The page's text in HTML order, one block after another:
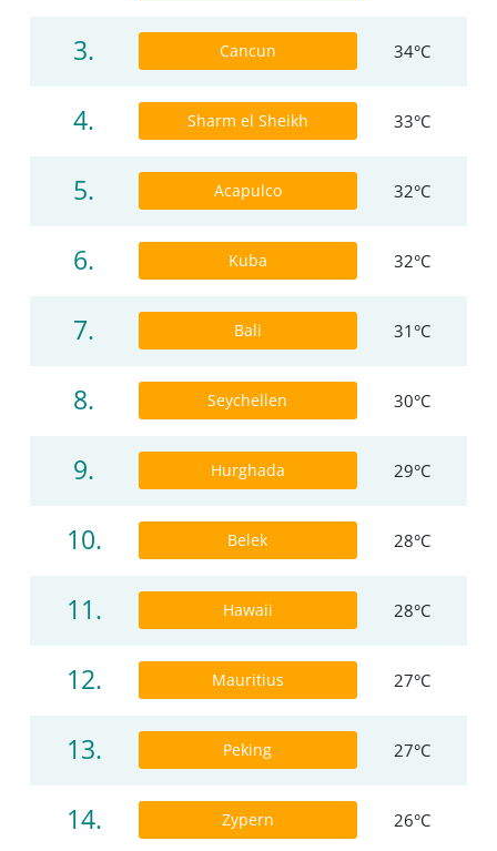
3. Cancun 34°C
4. Sharm el Sheikh 33°C
5. Acapulco 32°C
6. Kuba 32°C
7. Bali 31°C
8. Seychellen 30°C
9. Hurghada 29°C
10. Belek 28°C
11. Hawaii 28°C
12. Mauritius 27°C
13. Peking 27°C
14. Zypern 26°C